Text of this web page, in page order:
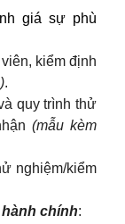
giá sự phù
kiểm định
.
quy trình thử
(mẫu kèm
nghiệm/kiểm
chính: